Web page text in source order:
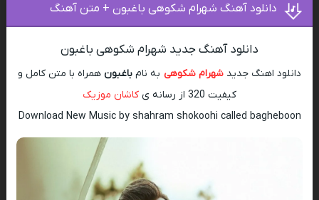
دانلود آهنگ شهرام شکوهی باغبون + متن آهنگ
دانلود آهنگ جدید شهرام شکوهی باغبون
دانلود اهنگ جدید شهرام شکوهی به نام باغبون همراه با متن کامل و
کیفیت 320 از رسانه ی
کاشان موزیک
Download New Music by shahram shokoohi called bagheboon